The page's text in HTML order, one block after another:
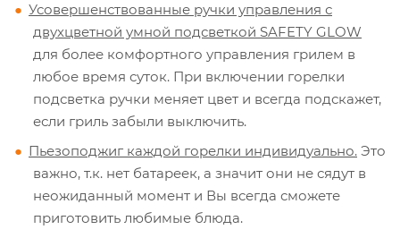
Усовершенствованные ручки управления с
двухцветной умной подсветкой SAFETY GLOW
для более комфортного управления грилем в
любое время суток. При включении горелки
подсветка ручки меняет цвет и всегда подскажет,
если гриль забыли выключить.
Пьезоподжиг каждой горелки индивидуально. Это
важно, т.к. нет батареек, а значит они не сядут в
неожиданный момент и Вы всегда сможете
приготовить любимые блюда.